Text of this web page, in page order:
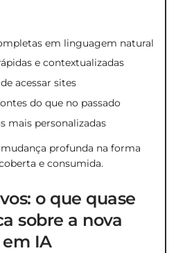
em linguagem natural
e contextualizadas
acessar sites
do que no passado
mais personalizadas
profunda na forma
e consumida.
o que quase
sobre a nova
IA